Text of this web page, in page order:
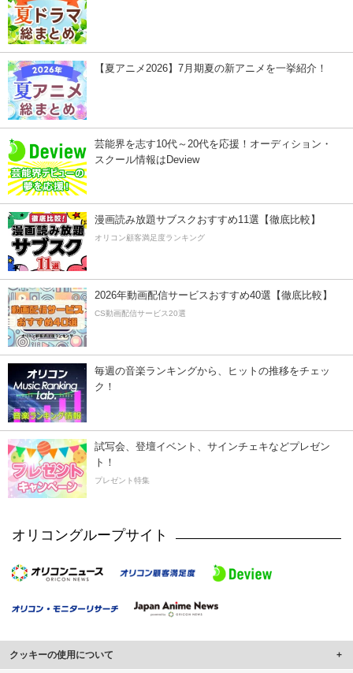
【夏アニメ2026】7月期夏の新アニメを一挙紹介！
芸能界を志す10代～20代を応援！オーディション・
スクール情報はDeview
漫画読み放題サブスクおすすめ11選【徹底比較】
オリコン顧客満足度ランキング
2026年動画配信サービスおすすめ40選【徹底比較】
CS動画配信サービス20選
毎週の音楽ランキングから、ヒットの推移をチェッ
ク！
試写会、登壇イベント、サインチェキなどプレゼン
ト！
プレゼント特集
オリコングループサイト
クッキーの使用について